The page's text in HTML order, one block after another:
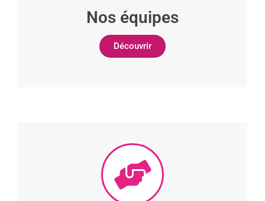
Nos équipes
Découvrir